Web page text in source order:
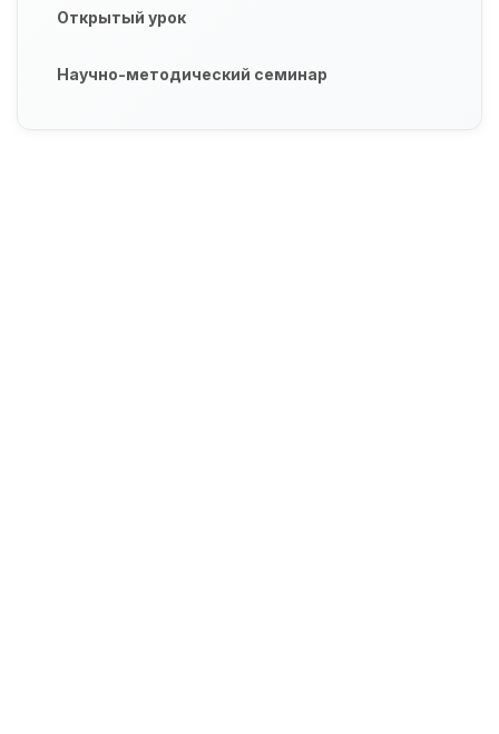
Открытый урок
Научно-методический семинар